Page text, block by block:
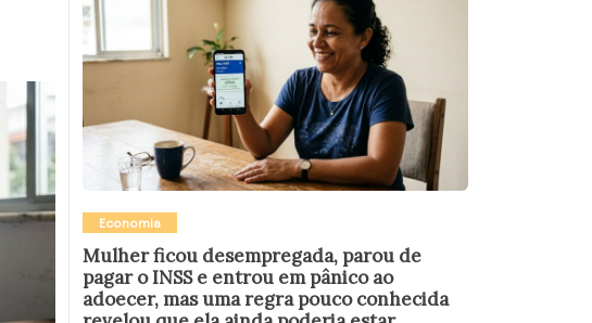
Economia
Mulher ficou desempregada, parou de
pagar o INSS e entrou em pânico ao
adoecer, mas uma regra pouco conhecida